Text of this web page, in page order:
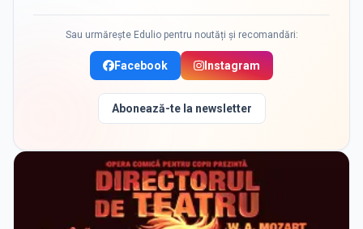
Sau urmărește Edulio pentru noutăți și recomandări:
Facebook Instagram
Abonează-te la newsletter